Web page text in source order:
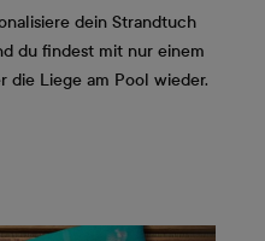
dein Strandtuch
du findest mit nur einem
die Liege am Pool wieder.